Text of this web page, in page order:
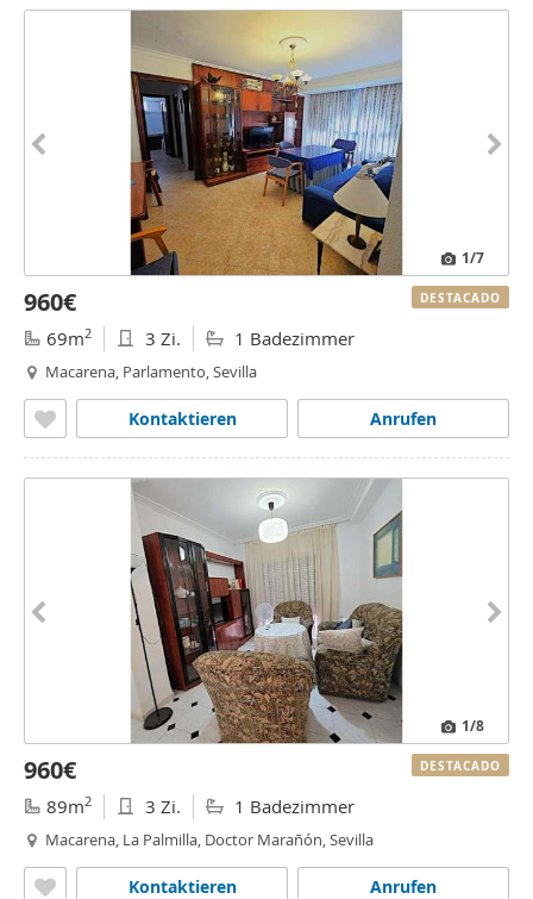
1/7
960€
69m2 3 Zi. 1 Badezimmer
Macarena, Parlamento, Sevilla
Anrufen
Kontaktieren
DESTACADO
1/8
960€
89m2 3 Zi. 1 Badezimmer
Macarena, La Palmilla, Doctor Marañón, Sevilla
Anrufen
Kontaktieren
DESTACADO